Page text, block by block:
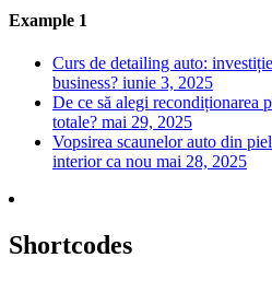
Example 1
Curs de detailing auto:
business? iunie 3, 2025
De ce să alegi
totale? mai 29, 2025
Vopsirea scaunelor auto din
interior ca nou mai 28, 2025
Shortcodes